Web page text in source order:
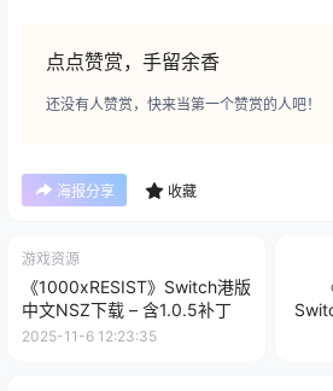
点点赞赏，手留余香
还没有人赞赏，快来当第一个赞赏的人吧！
海报分享 收藏
游戏资源
《1000xRESIST》Switch港版
中文NSZ下载 – 含1.0.5补丁
2025-11-6 12:23:35